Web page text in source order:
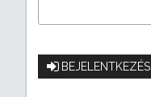
BEJELENTKEZÉS